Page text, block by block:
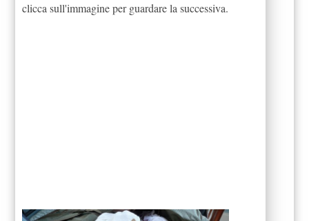
clicca sull'immagine per guardare la successiva.